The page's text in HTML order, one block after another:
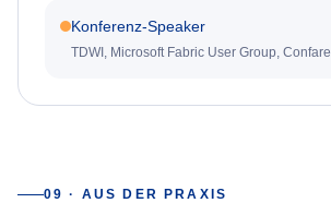
Konferenz-Speaker
TDWI, Microsoft Fabric User Group, Confare
09 · AUS DER PRAXIS